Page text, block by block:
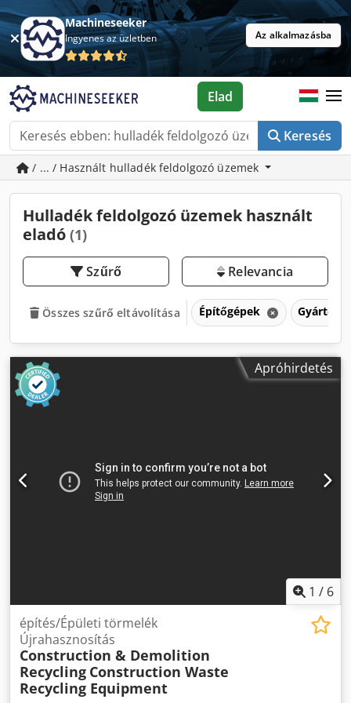
Machineseeker
Ingyenes az üzletben Az alkalmazásba
Keresés
Elad
/ ... / Használt hulladék feldolgozó üzemek
Hulladék feldolgozó üzemek használt
eladó (1)
Szűrő Relevancia
Összes szűrő eltávolítása Építőgépek
Apróhirdetés
1 / 6
építés/Épületi törmelék
Újrahasznosítás
Construction & Demolition
Recycling Construction Waste
Recycling Equipment